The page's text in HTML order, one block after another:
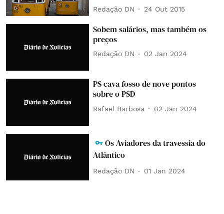
Redação DN 24 Out 2015
Sobem salários, mas também os
preços
Redação DN 02 Jan 2024
PS cava fosso de nove pontos
sobre o PSD
Rafael Barbosa 02 Jan 2024
Os Aviadores da travessia do
Atlântico
Redação DN 01 Jan 2024